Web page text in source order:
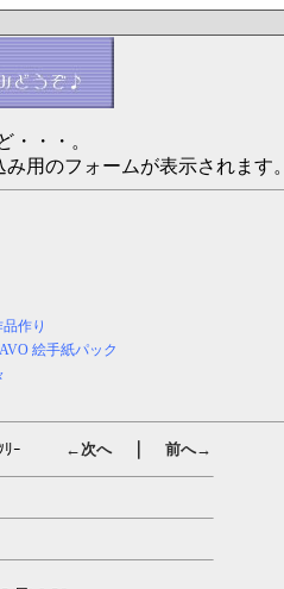
・・・。
用のフォームが表示されます。
作り
絵手紙パック
ﾘｰ ←次へ｜ 前へ→